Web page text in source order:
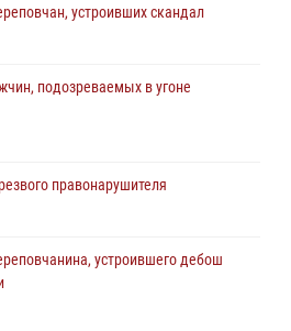
устроивших скандал
подозреваемых в угоне
правонарушителя
устроившего дебош